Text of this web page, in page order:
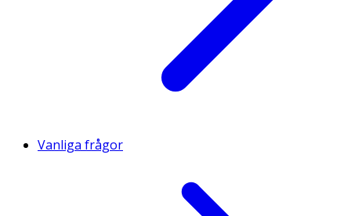
Vanliga frågor